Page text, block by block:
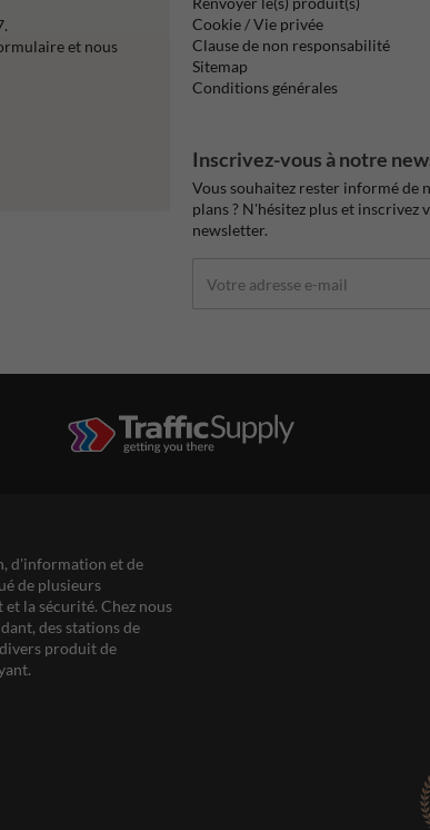
et nous
Cookie / Vie privée
Clause de non responsabilité
Sitemap
Conditions générales
Inscrivez-vous à notre
Vous souhaitez rester informé de
plans ? N'hésitez plus et inscrivez
newsletter.
d'information et de
de plusieurs
la sécurité. Chez nous
des stations de
produit de